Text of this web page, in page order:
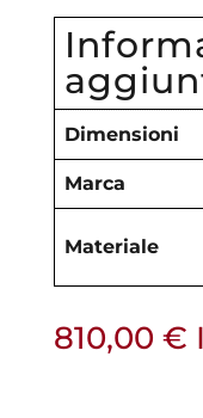
Dimensioni
Marca
Materiale
810,00 €